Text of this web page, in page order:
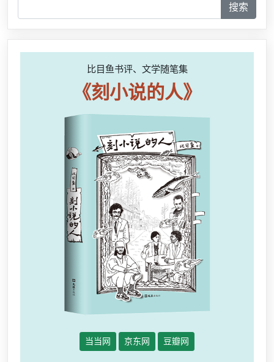
搜索
比目鱼书评、文学随笔集
《刻小说的人》
当当网 京东网 豆瓣网